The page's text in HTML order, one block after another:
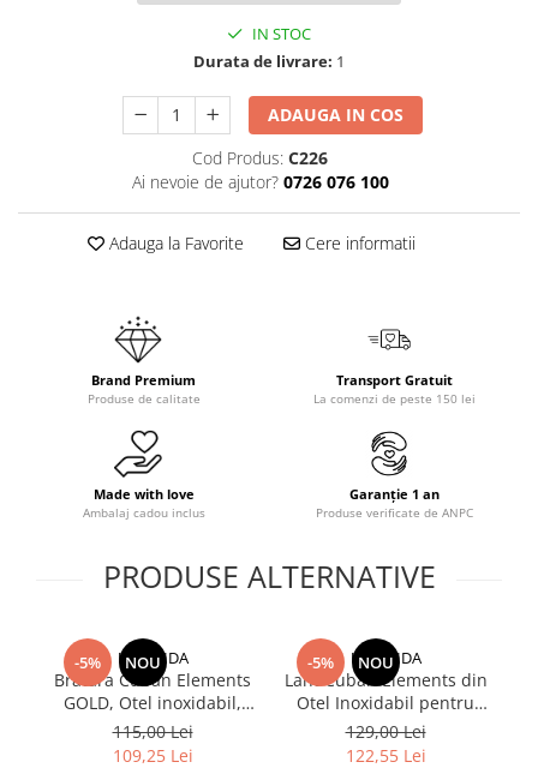
IN STOC
Durata de livrare: 1
ADAUGA IN COS
Cod Produs: C226
Ai nevoie de ajutor? 0726 076 100
Adauga la Favorite Cere informatii
Brand Premium
Produse de calitate
Transport Gratuit
La comenzi de peste 150 lei
Made with love
Ambalaj cadou inclus
Garanție 1 an
Produse verificate de ANPC
PRODUSE ALTERNATIVE
-5% NOU
UNA VIDA
Bratara Cuban Elements
GOLD, Otel inoxidabil,
7mm
115,00 Lei
109,25 Lei
-5% NOU
UNA VIDA
Lant Cuban Elements din
Otel Inoxidabil pentru
barbati, 6 mm
129,00 Lei
122,55 Lei